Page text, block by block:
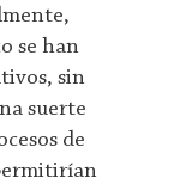
se han
sin
suerte
de